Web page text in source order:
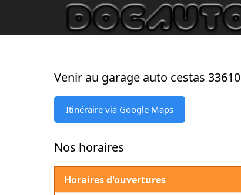
Venir au garage auto cestas 33610
Itinéraire via Google Maps
Nos horaires
Horaires d'ouvertures